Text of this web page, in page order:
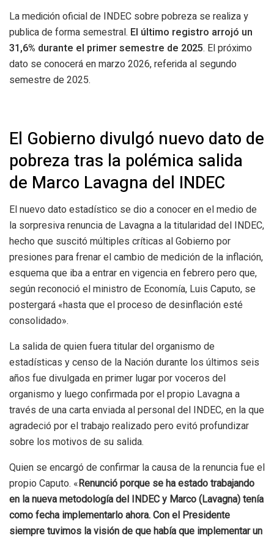
La medición oficial de INDEC sobre pobreza se realiza y
publica de forma semestral. El último registro arrojó un
31,6% durante el primer semestre de 2025. El próximo
dato se conocerá en marzo 2026, referida al segundo
semestre de 2025.
El Gobierno divulgó nuevo dato de
pobreza tras la polémica salida
de Marco Lavagna del INDEC
El nuevo dato estadístico se dio a conocer en el medio de
la sorpresiva renuncia de Lavagna a la titularidad del INDEC,
hecho que suscitó múltiples críticas al Gobierno por
presiones para frenar el cambio de medición de la inflación,
esquema que iba a entrar en vigencia en febrero pero que,
según reconoció el ministro de Economía, Luis Caputo, se
postergará «hasta que el proceso de desinflación esté
consolidado».
La salida de quien fuera titular del organismo de
estadísticas y censo de la Nación durante los últimos seis
años fue divulgada en primer lugar por voceros del
organismo y luego confirmada por el propio Lavagna a
través de una carta enviada al personal del INDEC, en la que
agradeció por el trabajo realizado pero evitó profundizar
sobre los motivos de su salida.
Quien se encargó de confirmar la causa de la renuncia fue el
propio Caputo. « Renunció porque se ha estado trabajando
en la nueva metodología del INDEC y Marco (Lavagna) tenía
como fecha implementarlo ahora. Con el Presidente
siempre tuvimos la visión de que había que implementar un